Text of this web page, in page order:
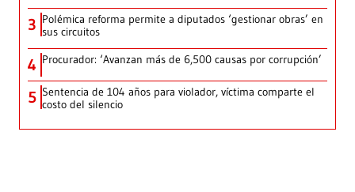
3 Polémica reforma permite a diputados ‘gestionar obras’ en
sus circuitos
4 Procurador: ‘Avanzan más de 6,500 causas por corrupción’
5 Sentencia de 104 años para violador, víctima comparte el
costo del silencio